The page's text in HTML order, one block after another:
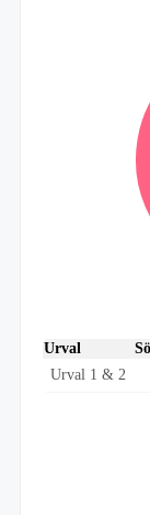
Urval
Urval 1 & 2